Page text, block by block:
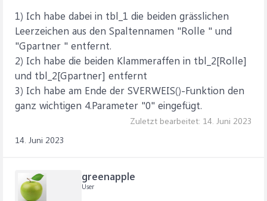
1) Ich habe dabei in tbl_1 die beiden grässlichen
Leerzeichen aus den Spaltennamen "Rolle " und
"Gpartner " entfernt.
2) Ich habe die beiden Klammeraffen in tbl_2[Rolle]
und tbl_2[Gpartner] entfernt
3) Ich habe am Ende der SVERWEIS()-Funktion den
ganz wichtigen 4.Parameter "0" eingefügt.
Zuletzt bearbeitet: 14. Juni 2023
14. Juni 2023
greenapple
User